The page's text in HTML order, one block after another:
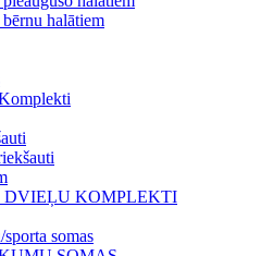
halātiem
DVIEĻU KOMPLEKTI
somas